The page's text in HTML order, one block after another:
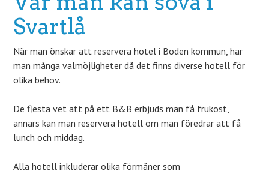
Svartlå
När man önskar att reservera hotel i Boden kommun, har
man många valmöjligheter då det finns diverse hotell för
olika behov.
De flesta vet att på ett B&B erbjuds man få frukost,
annars kan man reservera hotell om man föredrar att få
lunch och middag.
Alla hotell inkluderar olika förmåner som